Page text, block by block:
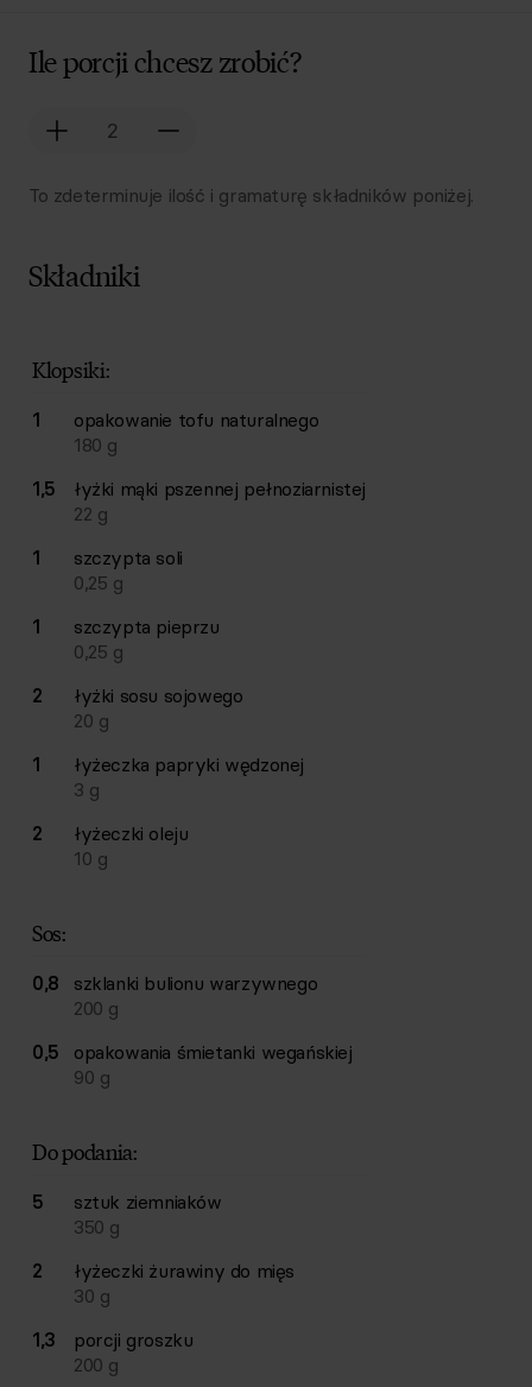
Ile porcji chcesz zrobić?
To zdeterminuje ilość i gramaturę składników poniżej.
Składniki
Klopsiki:
1 opakowanie tofu naturalnego
180 g
1,5
łyżki mąki pszennej pełnoziarnistej
22 g
1
szczypta soli
0,25 g
1
szczypta pieprzu
0,25 g
2
łyżki sosu sojowego
20 g
1
łyżeczka papryki wędzonej
3 g
2
łyżeczki oleju
10 g
Sos:
0,8 szklanki bulionu warzywnego
200 g
0,5
opakowania śmietanki wegańskiej
90 g
Do podania:
5 sztuk ziemniaków
350 g
2
łyżeczki żurawiny do mięs
30 g
1,3
porcji groszku
200 g